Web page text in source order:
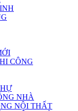
CÔNG
NHÀ
NỘI THẤT